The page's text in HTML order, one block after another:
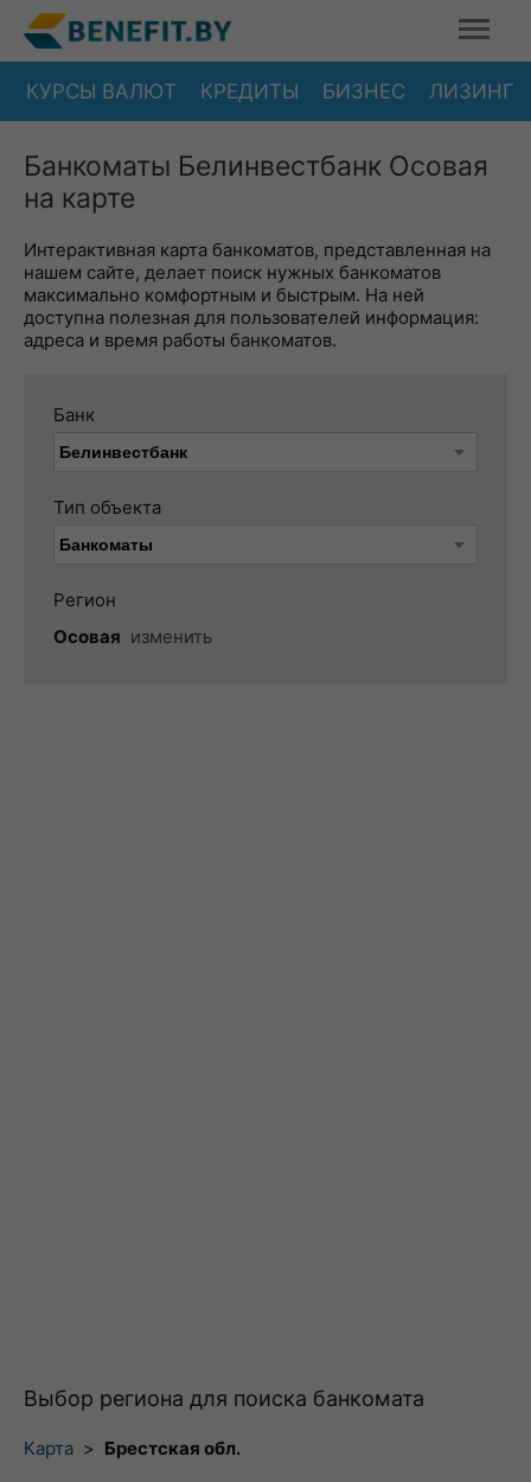
КУРСЫ ВАЛЮТ КРЕДИТЫ БИЗНЕС ЛИЗИНГ
Банкоматы Белинвестбанк Осовая
на карте
Интерактивная карта банкоматов, представленная на
нашем сайте, делает поиск нужных банкоматов
максимально комфортным и быстрым. На ней
доступна полезная для пользователей информация:
адреса и время работы банкоматов.
Банк
Тип объекта
Регион
Осовая изменить
Выбор региона для поиска банкомата
Карта > Брестская обл.